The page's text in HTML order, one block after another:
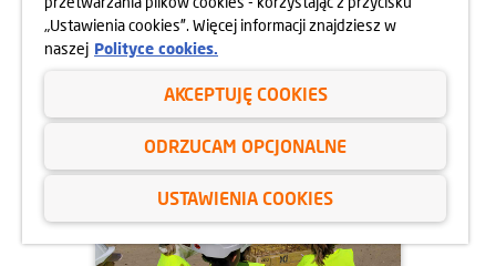
X MISTRZOSTWA ŚWIATA DZIECI
Z DOMÓW DZIECKA
W PIŁCE NOŻNEJ
dowiedz się więcej
„Ustawienia cookies”. Więcej informacji znajdziesz w
naszej Polityce cookies.
AKCEPTUJĘ COOKIES
ODRZUCAM OPCJONALNE
USTAWIENIA COOKIES